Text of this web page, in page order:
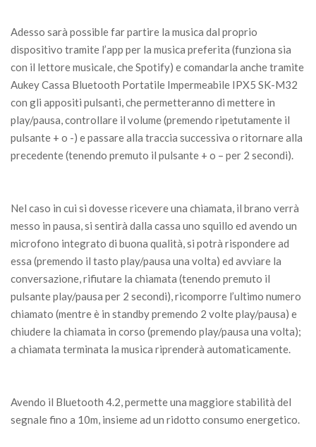
Adesso sarà possible far partire la musica dal proprio
dispositivo tramite l’app per la musica preferita (funziona sia
con il lettore musicale, che Spotify) e comandarla anche tramite
Aukey Cassa Bluetooth Portatile Impermeabile IPX5 SK-M32
con gli appositi pulsanti, che permetteranno di mettere in
play/pausa, controllare il volume (premendo ripetutamente il
pulsante + o -) e passare alla traccia successiva o ritornare alla
precedente (tenendo premuto il pulsante + o – per 2 secondi).
Nel caso in cui si dovesse ricevere una chiamata, il brano verrà
messo in pausa, si sentirà dalla cassa uno squillo ed avendo un
microfono integrato di buona qualità, si potrà rispondere ad
essa (premendo il tasto play/pausa una volta) ed avviare la
conversazione, rifiutare la chiamata (tenendo premuto il
pulsante play/pausa per 2 secondi), ricomporre l’ultimo numero
chiamato (mentre è in standby premendo 2 volte play/pausa) e
chiudere la chiamata in corso (premendo play/pausa una volta);
a chiamata terminata la musica riprenderà automaticamente.
Avendo il Bluetooth 4.2, permette una maggiore stabilità del
segnale fino a 10m, insieme ad un ridotto consumo energetico.